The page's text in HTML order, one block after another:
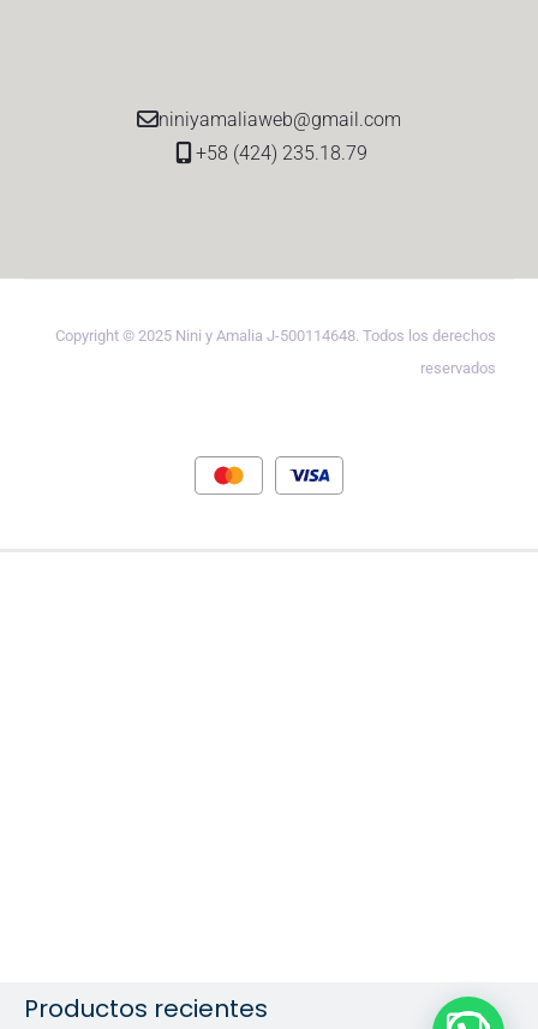
Productos recientes
niniyamaliaweb@gmail.com
+58 (424) 235.18.79
Copyright © 2025 Nini y Amalia J-500114648. Todos los derechos
reservados